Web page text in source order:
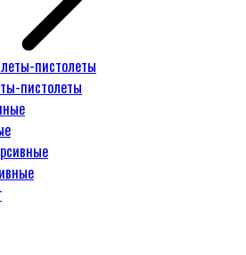
пистолеты